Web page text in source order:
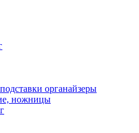
органайзеры
ножницы